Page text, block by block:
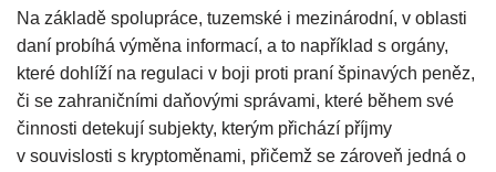
Na základě spolupráce, tuzemské i mezinárodní, v oblasti
daní probíhá výměna informací, a to například s orgány,
které dohlíží na regulaci v boji proti praní špinavých peněz,
či se zahraničními daňovými správami, které během své
činnosti detekují subjekty, kterým přichází příjmy
v souvislosti s kryptoměnami, přičemž se zároveň jedná o